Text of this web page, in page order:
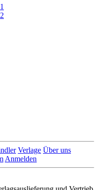
Verlage Über uns
Anmelden